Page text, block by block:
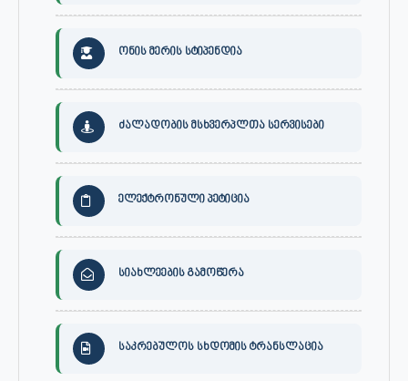
ონის მერის სტიპენდია
ძალადობის მსხვერპლთა სერვისები
ელექტრონული პეტიცია
სიახლეების გამოწერა
საკრებულოს სხდომის ტრანსლაცია